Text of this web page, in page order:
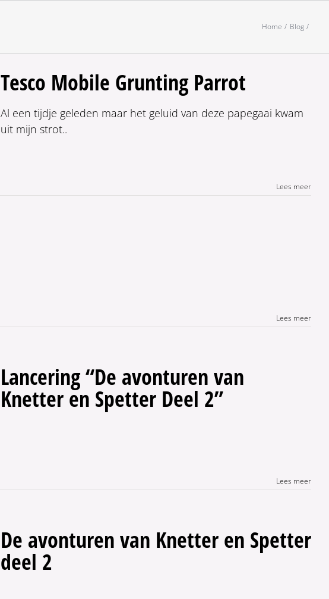
Home Blog
Tesco Mobile Grunting Parrot
Al een tijdje geleden maar het geluid van deze papegaai kwam
uit mijn strot..
Lees meer
Lees meer
Lancering “De avonturen van
Knetter en Spetter Deel 2”
Lees meer
De avonturen van Knetter en Spetter
deel 2